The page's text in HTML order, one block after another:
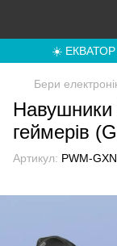
☀️ ЕКВАТОР
Бери
геймерів
Артикул: PWM-